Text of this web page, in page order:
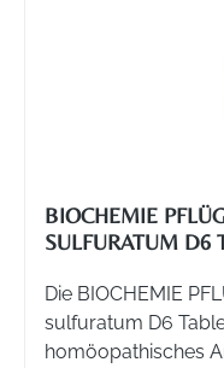
BIOCHEMIE
SULFURATUM D6
Die BIOCHEMIE
sulfuratum D6
homöopathisches